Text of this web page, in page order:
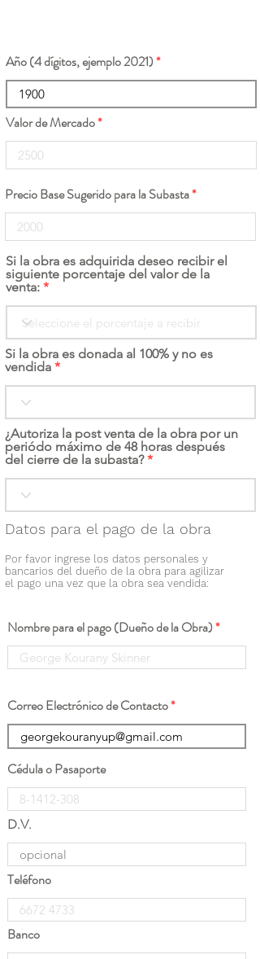
Año (4 dígitos, ejemplo 2021)
Valor de Mercado
Precio Base Sugerido para la Subasta
Si la obra es adquirida deseo recibir el
siguiente porcentaje del valor de la
venta:
Si la obra es donada al 100% y no es
vendida
¿Autoriza la post venta de la obra por un
periódo máximo de 48 horas después
del cierre de la subasta?
Datos para el pago de la obra
Por favor ingrese los datos personales y
bancarios del dueño de la obra para agilizar
el pago una vez que la obra sea vendida:
Nombre para el pago (Dueño de la Obra)
Correo Electrónico de Contacto
Cédula o Pasaporte
D.V.
Teléfono
Banco